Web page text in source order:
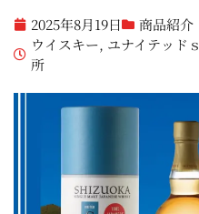
2025年8月19日
商品紹介
ウイスキー, ユナイテッドｓ
所